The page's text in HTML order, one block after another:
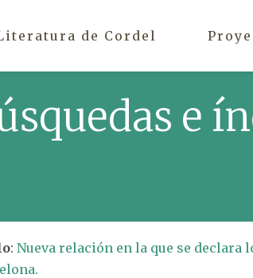
de Cordel
e
: Nueva relación en la que se declara